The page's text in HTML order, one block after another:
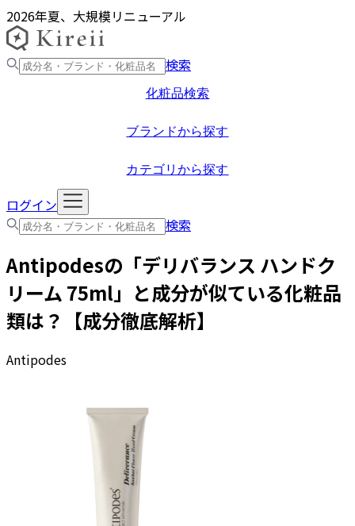
2026年夏、大規模リニューアル
検索
化粧品検索
ブランドから探す
カテゴリから探す
ログイン
検索
Antipodesの「デリバランス ハンドク
リーム 75ml 」と成分が似ている化粧品
類は？【成分徹底解析】
Antipodes